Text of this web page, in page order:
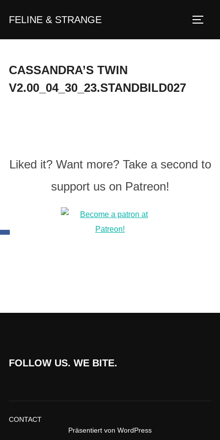
InhaltFELINE & STRANGE
CASSANDRA’S TWIN
V2.00_04_30_23.STANDBILD027
Liked it? Want more? Take a second to
support us on Patreon!
FOLLOW US. WE BITE.
CONTACT
Präsentiert von WordPress